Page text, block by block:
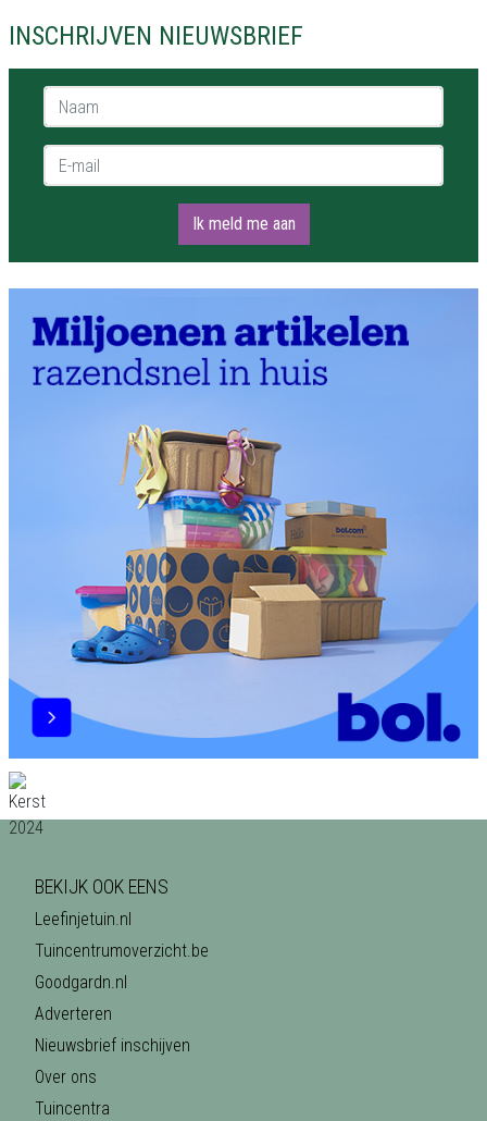
INSCHRIJVEN NIEUWSBRIEF
Naam *
E-mail *
Ik meld me aan
BEKIJK OOK EENS
Leefinjetuin.nl
Tuincentrumoverzicht.be
Goodgardn.nl
Adverteren
Nieuwsbrief inschijven
Over ons
Tuincentra